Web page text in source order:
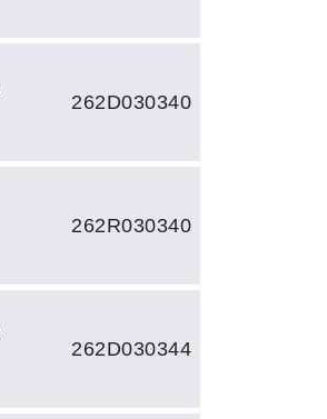
262D030340
262R030340
262D030344